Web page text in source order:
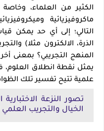
الكثير من العلماء،
ماكروفيزيائية
التالي؛ إلى أي حد يمكن
الذرة، الالكترون مثلا)
المنهج التجريبي؟ بمعنى
يمثل نقطة انطلاق
علمية تتيح تفسير تلك
تصور النزعة
الخيال والتجريب العلمي